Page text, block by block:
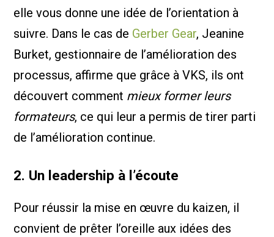
elle vous donne une idée de l’orientation à
suivre. Dans le cas de Gerber Gear, Jeanine
Burket, gestionnaire de l’amélioration des
processus, affirme que grâce à VKS, ils ont
découvert comment mieux former leurs
formateurs, ce qui leur a permis de tirer parti
de l’amélioration continue.
2. Un leadership à l’écoute
Pour réussir la mise en œuvre du kaizen, il
convient de prêter l’oreille aux idées des